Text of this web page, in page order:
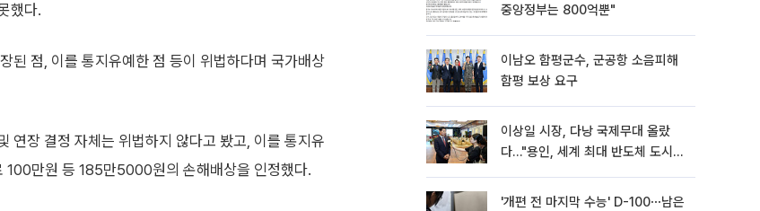
했다.
된 점, 이를 통지유예한 점 등이 위법하다며 국가배상
연장 결정 자체는 위법하지 않다고 봤고, 이를 통지유
만원 등 185만5000원의 손해배상을 인정했다.
중앙정부는 800억뿐"
이남오 함평군수, 군공항 소음피해
함평 보상 요구
이상일 시장, 다낭 국제무대 올랐
다…"용인, 세계 최대 반도체 도시
'개편 전 마지막 수능' D-100⋯남은